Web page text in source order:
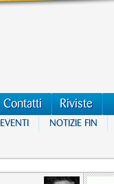
Contatti Riviste
EVENTI NOTIZIE FIN